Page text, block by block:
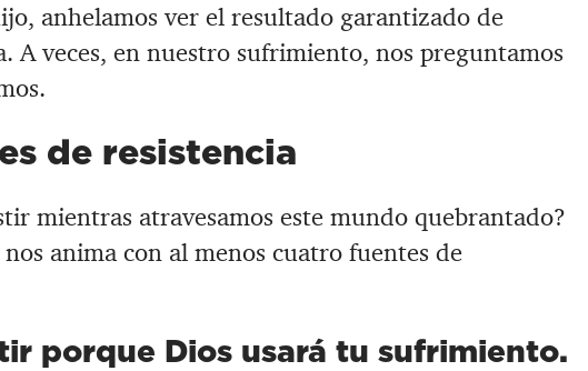
anhelamos ver el resultado garantizado de
A veces, en nuestro sufrimiento, nos preguntamos
de resistencia
mientras atravesamos este mundo quebrantado?
anima con al menos cuatro fuentes de
porque Dios usará tu sufrimiento.